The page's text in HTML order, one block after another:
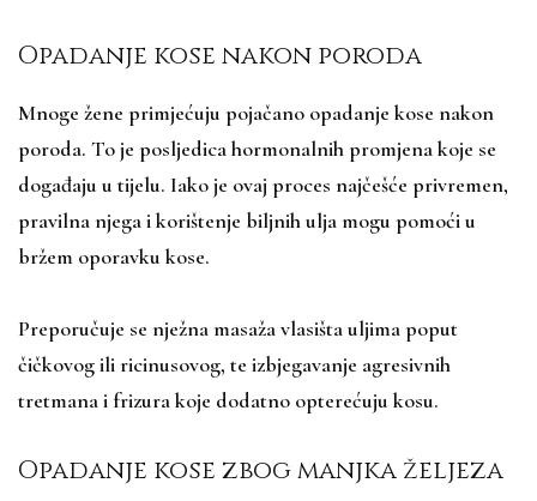
Opadanje kose nakon poroda
Mnoge žene primjećuju pojačano opadanje kose nakon
poroda. To je posljedica hormonalnih promjena koje se
događaju u tijelu. Iako je ovaj proces najčešće privremen,
pravilna njega i korištenje biljnih ulja mogu pomoći u
bržem oporavku kose.
Preporučuje se nježna masaža vlasišta uljima poput
čičkovog ili ricinusovog, te izbjegavanje agresivnih
tretmana i frizura koje dodatno opterećuju kosu.
Opadanje kose zbog manjka željeza